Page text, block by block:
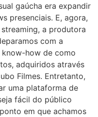
gaúcha era expandir
presenciais. E, agora,
a produtora
com a
how de como
adquiridos através
Filmes. Entretanto,
uma plataforma de
fácil do público
em que achamos